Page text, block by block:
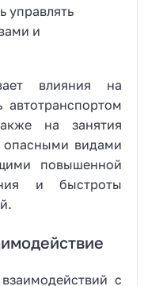
управлять
и
влияния на
автотранспортом
на занятия
опасными видами
повышенной
и быстроты
с